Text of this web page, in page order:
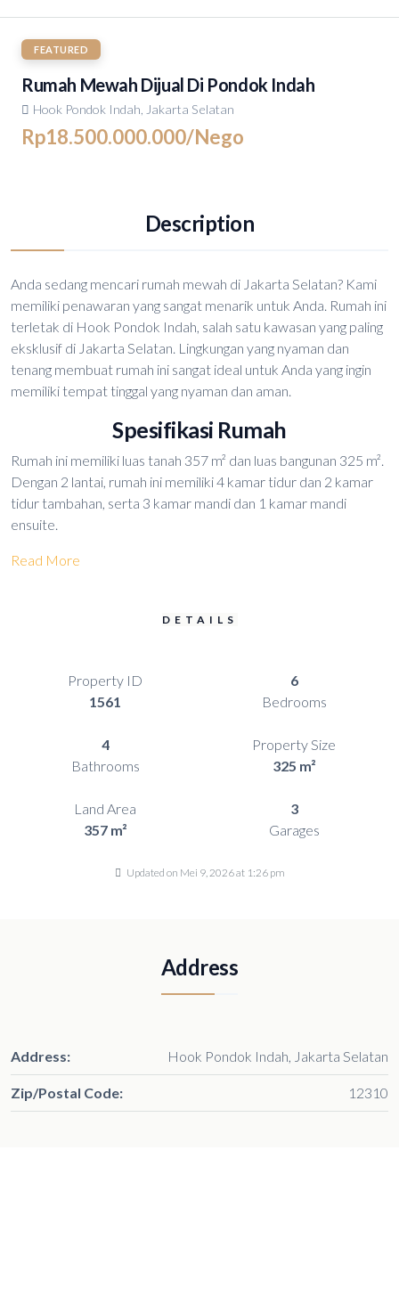
FEATURED
Rumah Mewah Dijual Di Pondok Indah
Hook Pondok Indah, Jakarta Selatan
Rp18.500.000.000/Nego
Description
Anda sedang mencari rumah mewah di Jakarta Selatan? Kami
memiliki penawaran yang sangat menarik untuk Anda. Rumah ini
terletak di Hook Pondok Indah, salah satu kawasan yang paling
eksklusif di Jakarta Selatan. Lingkungan yang nyaman dan
tenang membuat rumah ini sangat ideal untuk Anda yang ingin
memiliki tempat tinggal yang nyaman dan aman.
Spesifikasi Rumah
Rumah ini memiliki luas tanah 357 m² dan luas bangunan 325 m².
Dengan 2 lantai, rumah ini memiliki 4 kamar tidur dan 2 kamar
tidur tambahan, serta 3 kamar mandi dan 1 kamar mandi
ensuite.
Read More
DETAILS
Property ID
1561
6
Bedrooms
4
Bathrooms
Property Size
325 m²
Land Area
357 m²
3
Garages
Updated on Mei 9, 2026 at 1:26 pm
Address
Address: Hook Pondok Indah, Jakarta Selatan
Zip/Postal Code: 12310